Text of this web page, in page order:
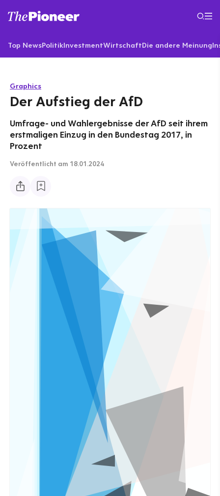
Top NewsPolitikInvestmentWirtschaftDie andere Meinung
Graphics
Der Aufstieg der AfD
Umfrage- und Wahlergebnisse der AfD seit ihrem
erstmaligen Einzug in den Bundestag 2017, in
Prozent
Veröffentlicht am 18.01.2024